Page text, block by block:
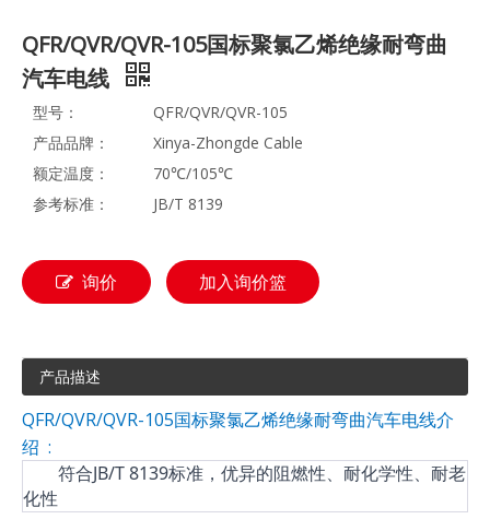
QFR/QVR/QVR-105国标聚氯乙烯绝缘耐弯曲
汽车电线
型号：
QFR/QVR/QVR-105
产品品牌：
Xinya-Zhongde Cable
额定温度：
70℃/105℃
参考标准：
JB/T 8139
询价 加入询价篮
产品描述
QFR/QVR/QVR-105国标聚氯乙烯绝缘耐弯曲汽车电线介
绍 :
符合JB/T 8139标准，优异的阻燃性、耐化学性、耐老
化性